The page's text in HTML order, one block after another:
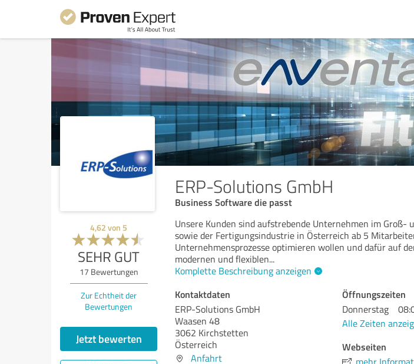
ERP-Solutions GmbH
Business Software die passt
4,62 von 5
SEHR GUT
17 Bewertungen
Zur Echtheit der
Bewertungen
Jetzt bewerten
Unsere Kunden sind aufstrebende Unternehmen im Groß-
sowie der Fertigungsindustrie in Österreich ab 5
Unternehmensprozesse optimieren wollen und dafür auf
modernen und flexiblen...
Komplette Beschreibung anzeigen
Kontaktdaten
ERP-Solutions GmbH
Waasen 48
3062 Kirchstetten
Österreich
Anfahrt
Öffnungszeiten
Donnerstag
Alle Zeiten
Webseiten
mehr